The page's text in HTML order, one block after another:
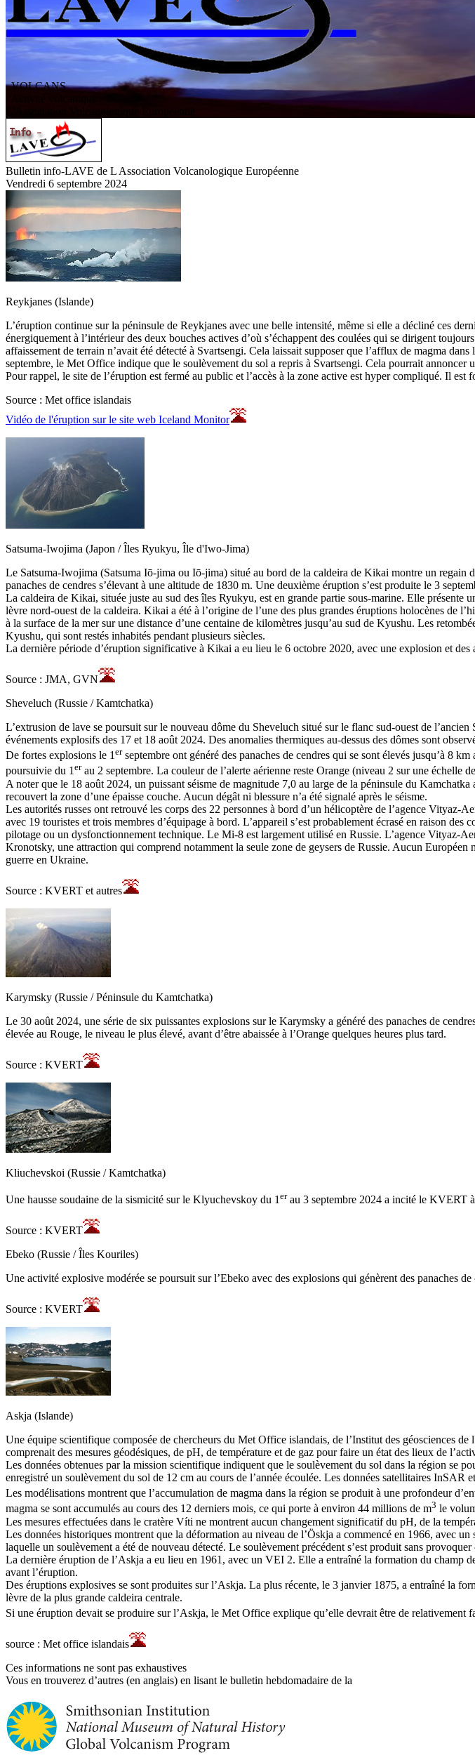
VOLCANS
olcanologique
Bulletin info-LAVE de L Association Volcanologique Européenne
Vendredi 6 septembre 2024
Reykjanes (Islande)
L’éruption continue sur la péninsule de Reykjanes avec une belle intensité, même si elle a décliné ces
énergiquement à l’intérieur des deux bouches actives d’où s’échappent des coulées qui se dirigent
affaissement de terrain n’avait été détecté à Svartsengi. Cela laissait supposer que l’afflux de magma
septembre, le Met Office indique que le soulèvement du sol a repris à Svartsengi. Cela pourrait annoncer
Pour rappel, le site de l’éruption est fermé au public et l’accès à la zone active est hyper compliqué. Il est
Source : Met office islandais
Vidéo de l'éruption sur le site web Iceland Monitor
Satsuma-Iwojima (Japon / Îles Ryukyu, Île d'Iwo-Jima)
Le Satsuma-Iwojima (Satsuma Iō-jima ou Iō-jima) situé au bord de la caldeira de Kikai montre un regain
panaches de cendres s’élevant à une altitude de 1830 m. Une deuxième éruption s’est produite le 3
La caldeira de Kikai, située juste au sud des îles Ryukyu, est en grande partie sous-marine. Elle
lèvre nord-ouest de la caldeira. Kikai a été à l’origine de l’une des plus grandes éruptions holocènes de
à la surface de la mer sur une distance d’une centaine de kilomètres jusqu’au sud de Kyushu. Les
Kyushu, qui sont restés inhabités pendant plusieurs siècles.
La dernière période d’éruption significative à Kikai a eu lieu le 6 octobre 2020, avec une explosion et des
Source : JMA, GVN
Sheveluch (Russie / Kamtchatka)
L’extrusion de lave se poursuit sur le nouveau dôme du Sheveluch situé sur le flanc sud-ouest de
événements explosifs des 17 et 18 août 2024. Des anomalies thermiques au-dessus des dômes sont
De fortes explosions le 1 erseptembre ont généré des panaches de cendres qui se sont élevés jusqu’à 8
poursuivie du 1erau 2 septembre. La couleur de l’alerte aérienne reste Orange (niveau 2 sur une échelle
A noter que le 18 août 2024, un puissant séisme de magnitude 7,0 au large de la péninsule du
recouvert la zone d’une épaisse couche. Aucun dégât ni blessure n’a été signalé après le séisme.
Les autorités russes ont retrouvé les corps des 22 personnes à bord d’un hélicoptère de l’agence
avec 19 touristes et trois membres d’équipage à bord. L’appareil s’est probablement écrasé en raison
pilotage ou un dysfonctionnement technique. Le Mi-8 est largement utilisé en Russie. L’agence Vityaz-
Kronotsky, une attraction qui comprend notamment la seule zone de geysers de Russie. Aucun
guerre en Ukraine.
Source : KVERT et autres
Karymsky (Russie / Péninsule du Kamtchatka)
Le 30 août 2024, une série de six puissantes explosions sur le Karymsky a généré des panaches de
élevée au Rouge, le niveau le plus élevé, avant d’être abaissée à l’Orange quelques heures plus tard.
Source : KVERT
Kliuchevskoi (Russie / Kamtchatka)
Une hausse soudaine de la sismicité sur le Klyuchevskoy du 1 erau 3 septembre 2024 a incité le KVERT à
Source : KVERT
Ebeko (Russie / Îles Kouriles)
Une activité explosive modérée se poursuit sur l’Ebeko avec des explosions qui génèrent des panaches
Source : KVERT
Askja (Islande)
Une équipe scientifique composée de chercheurs du Met Office islandais, de l’Institut des géosciences
comprenait des mesures géodésiques, de pH, de température et de gaz pour faire un état des lieux de
Les données obtenues par la mission scientifique indiquent que le soulèvement du sol dans la région se
enregistré un soulèvement du sol de 12 cm au cours de l’année écoulée. Les données satellitaires InSAR
Les modélisations montrent que l’accumulation de magma dans la région se produit à une profondeur
magma se sont accumulés au cours des 12 derniers mois, ce qui porte à environ 44 millions de m3 le
Les mesures effectuées dans le cratère Víti ne montrent aucun changement significatif du pH, de la
Les données historiques montrent que la déformation au niveau de l’Öskja a commencé en 1966, avec
laquelle un soulèvement a été de nouveau détecté. Le soulèvement précédent s’est produit sans provoquer
La dernière éruption de l’Askja a eu lieu en 1961, avec un VEI 2. Elle a entraîné la formation du champ
avant l’éruption.
Des éruptions explosives se sont produites sur l’Askja. La plus récente, le 3 janvier 1875, a entraîné la
lèvre de la plus grande caldeira centrale.
Si une éruption devait se produire sur l’Askja, le Met Office explique qu’elle devrait être de relativement
source : Met office islandais
Ces informations ne sont pas exhaustives
Vous en trouverez d’autres (en anglais) en lisant le bulletin hebdomadaire de la